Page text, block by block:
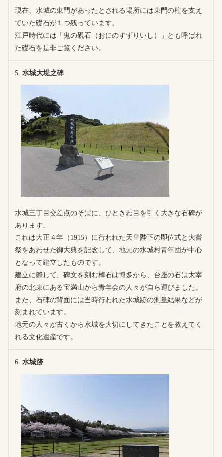
現在、水城の東門があったとされる場所には東門の柱を支え
ていた礎石が１つ残っています。
江戸時代には「鬼の硯石（おにのすずりいし）」とも呼ばれ
た礎石を是非ご覧ください。
水城大堤之碑
水城三丁目交差点のそばに、ひときわ目を引く大きな石碑が
あります。
これは大正４年（1915）に行われた天皇陛下の即位式と大嘗
祭をあわせた御大典を記念して、地元の水城村青年団が中心
となって建立したものです。
建立に際して、碑文を刻む棹石は博多から、台座の石は太宰
府の北東にある宝満山から青年会の人々が自ら運びました。
また、石碑の背面には当時行われた水城跡の測量結果などが
刻まれています。
地元の人々が古くから水城を大切にしてきたことを教えてく
れる文化遺産です。
水城跡